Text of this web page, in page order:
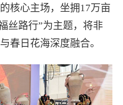
核心主场，坐拥17万亩
丝路行”为主题，将非
春日花海深度融合。